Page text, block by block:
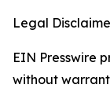
Legal
EIN Presswire
without